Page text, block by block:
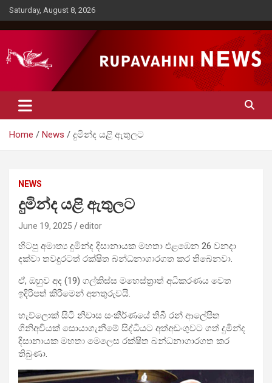
Skip
to
content
Saturday, August 8, 2026
Rupavahini News
Home News දුමින්ද යළි ඇතුලට
NEWS
දුමින්ද යළි ඇතුලට
June 19, 2025 editor
හිටපු අමාත්‍ය දුමින්ද දිසානායක මහතා එළඹෙන 26 වනදා
දක්වා තවදුරටත් රක්ෂිත බන්ධනාගාරගත කර තිබෙනවා.
ඒ, ඔහුව අද (19) ගල්කිස්ස මහෙස්ත්‍රාත් අධිකරණය වෙත
ඉදිරිපත් කිරීමෙන් අනතුරුවයි.
හැව්ලොක් සිටි නිවාස සංකීර්ණයේ තිබී රන් ආලේපිත
ගිනිඅවියක් සොයාගැනීමේ සිද්ධියට අත්අඩංගුවට ගත් දුමින්ද
දිසානායක මහතා මෙලෙස රක්ෂිත බන්ධනාගාරගත කර
තිබුණා.